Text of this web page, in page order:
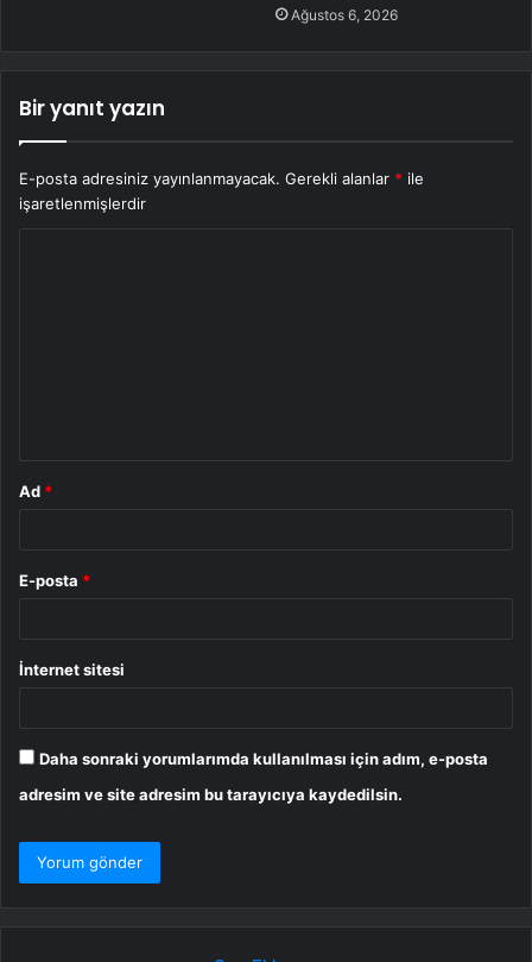
Ağustos 6, 2026
Bir yanıt yazın
E-posta adresiniz yayınlanmayacak. Gerekli alanlar * ile
işaretlenmişlerdir
Ad *
E-posta *
İnternet sitesi
Daha sonraki yorumlarımda kullanılması için adım, e-posta
adresim ve site adresim bu tarayıcıya kaydedilsin.